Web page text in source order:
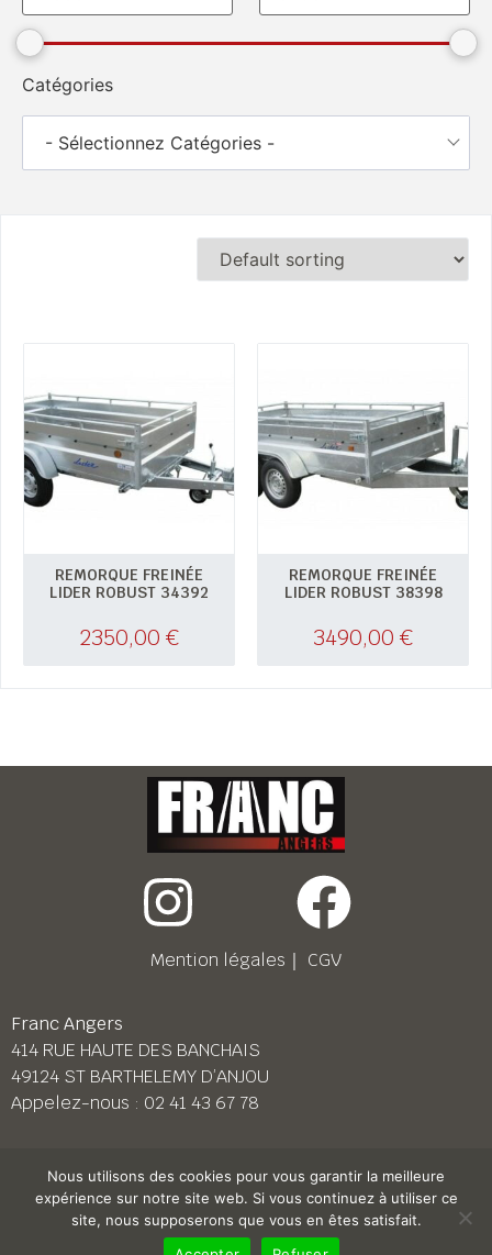
Catégories
- Sélectionnez Catégories -
REMORQUE FREINÉE
LIDER ROBUST 34392
2350,00 €
REMORQUE FREINÉE
LIDER ROBUST 38398
3490,00 €
Mention légales ｜ CGV
Franc Angers
414 RUE HAUTE DES BANCHAIS
49124 ST BARTHELEMY D’ANJOU
Appelez-nous : 02 41 43 67 78
Franc Le Mans
158 BD PIERRE LEFAUCHEUX
72230 ARNAGE
02 43 87 38 08
Nous utilisons des cookies pour vous garantir la meilleure
expérience sur notre site web. Si vous continuez à utiliser ce
site, nous supposerons que vous en êtes satisfait.